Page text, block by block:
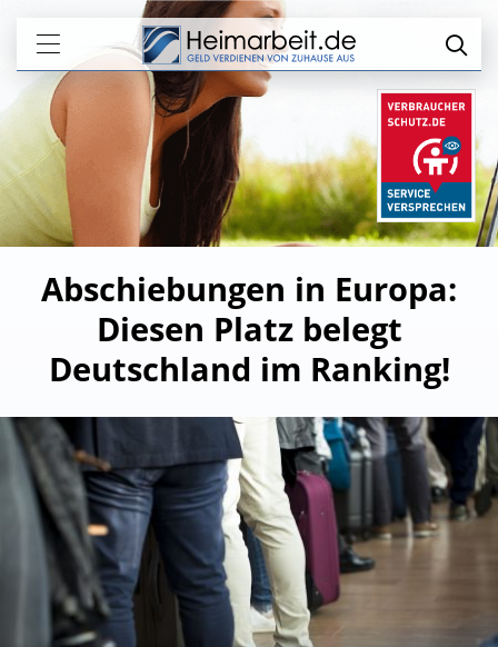
Abschiebungen in Europa:
Diesen Platz belegt
Deutschland im Ranking!